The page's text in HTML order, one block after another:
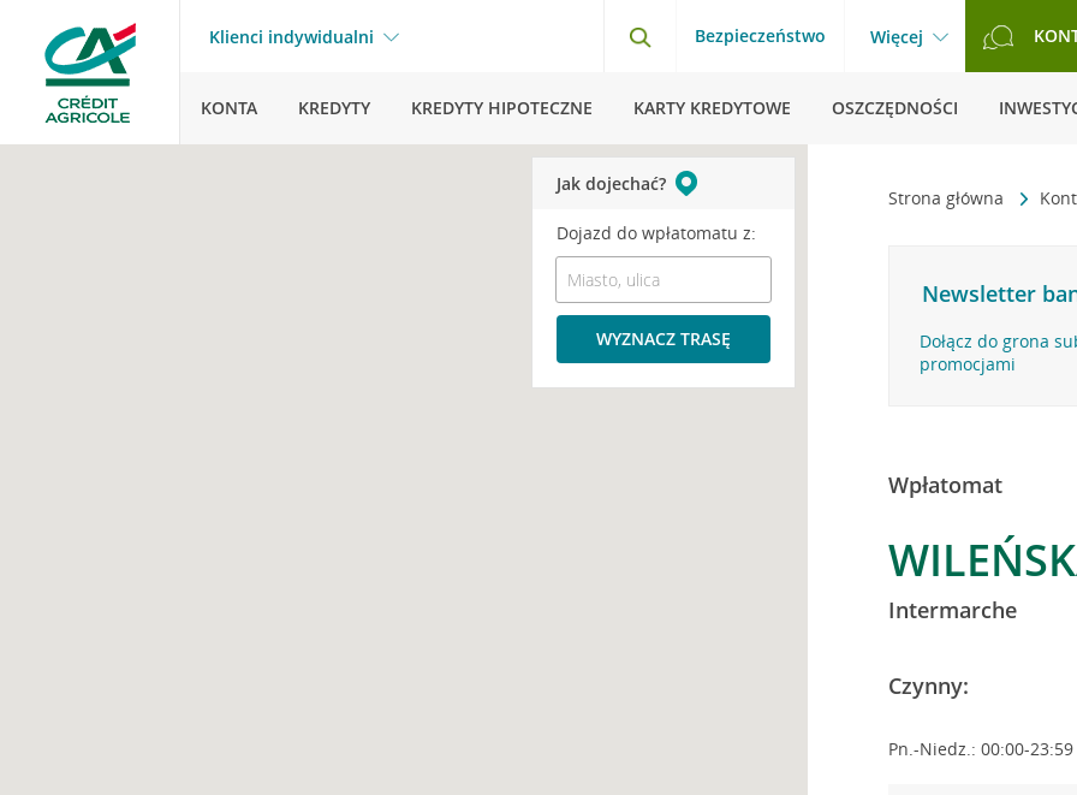
Klienci indywidualni Bezpieczeństwo Więcej
KONTA KREDYTY KREDYTY HIPOTECZNE KARTY KREDYTOWE OSZCZĘDNOŚCI
Strona główna
Newsletter
Dołącz do grona
promocjami
Wpłatomat
Intermarche
Czynny:
Pn.-Niedz.: 00:00-23:59
Jak dojechać?
Dojazd do wpłatomatu z:
WYZNACZ TRASĘ